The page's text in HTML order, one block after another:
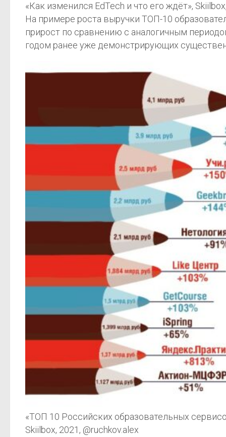
«Как изменился EdTech и что его ждёт»,
На примере роста выручки ТОП-10
прирост по сравнению с аналогичным
годом ранее уже демонстрирующих
«ТОП 10 Российских образовательных
Skiilbox, 2021, @ruchkov.alex